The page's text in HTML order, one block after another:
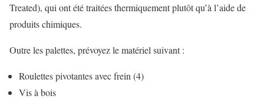
Treated), qui ont été traitées thermiquement plutôt qu’à l’aide de
produits chimiques.
Outre les palettes, prévoyez le matériel suivant :
Roulettes pivotantes avec frein (4)
Vis à bois